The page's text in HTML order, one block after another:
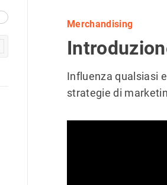
Merchandising
Influenza qualsiasi
strategie di